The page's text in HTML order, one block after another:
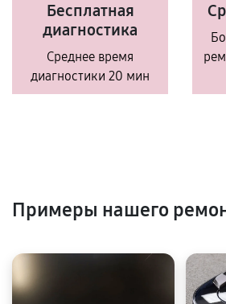
Бесплатная
диагностика
Среднее время
диагностики 20 мин
Примеры нашего